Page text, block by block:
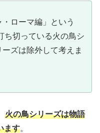
ローマ編」という
ち切っている火の鳥シ
ズは除外して考えま
火の鳥シリーズは物語
ます。